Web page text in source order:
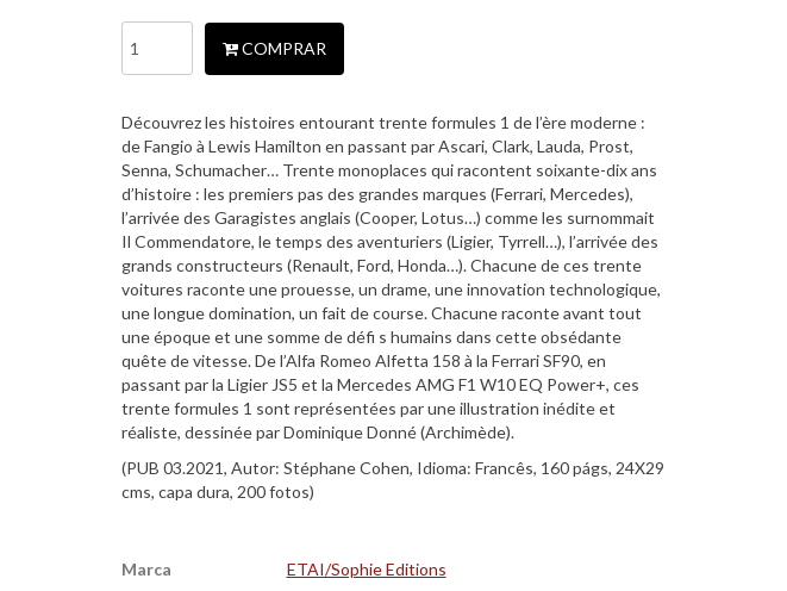
COMPRAR
Découvrez les histoires entourant trente formules 1 de l’ère moderne :
de Fangio à Lewis Hamilton en passant par Ascari, Clark, Lauda, Prost,
Senna, Schumacher… Trente monoplaces qui racontent soixante-dix ans
d’histoire : les premiers pas des grandes marques (Ferrari, Mercedes),
l’arrivée des Garagistes anglais (Cooper, Lotus…) comme les surnommait
Il Commendatore, le temps des aventuriers (Ligier, Tyrrell…), l’arrivée des
grands constructeurs (Renault, Ford, Honda…). Chacune de ces trente
voitures raconte une prouesse, un drame, une innovation technologique,
une longue domination, un fait de course. Chacune raconte avant tout
une époque et une somme de défi s humains dans cette obsédante
quête de vitesse. De l’Alfa Romeo Alfetta 158 à la Ferrari SF90, en
passant par la Ligier JS5 et la Mercedes AMG F1 W10 EQ Power+, ces
trente formules 1 sont représentées par une illustration inédite et
réaliste, dessinée par Dominique Donné (Archimède).
(PUB 03.2021, Autor: Stéphane Cohen, Idioma: Francês, 160 págs, 24X29
cms, capa dura, 200 fotos)
Marca
ETAI/Sophie Editions